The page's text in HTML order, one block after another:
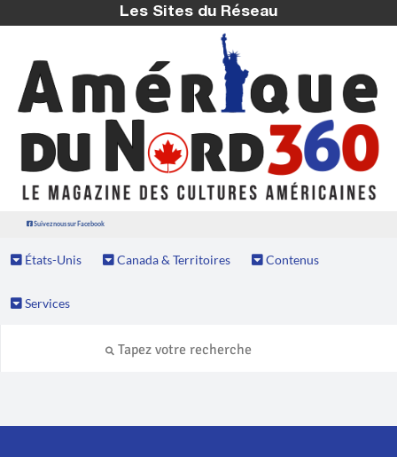
Les Sites du Réseau
Suivez nous sur Facebook
États-Unis Canada & Territoires Contenus
Services